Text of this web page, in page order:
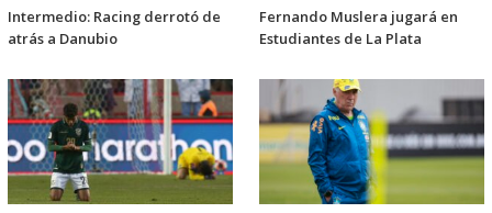
Intermedio: Racing derrotó de
atrás a Danubio
Fernando Muslera jugará en
Estudiantes de La Plata